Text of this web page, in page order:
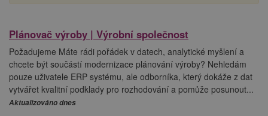
Plánovač výroby | Výrobní společnost
Požadujeme Máte rádi pořádek v datech, analytické myšlení a
chcete být součástí modernizace plánování výroby? Nehledám
pouze uživatele ERP systému, ale odborníka, který dokáže z dat
vytvářet kvalitní podklady pro rozhodování a pomůže posunout...
Aktualizováno dnes